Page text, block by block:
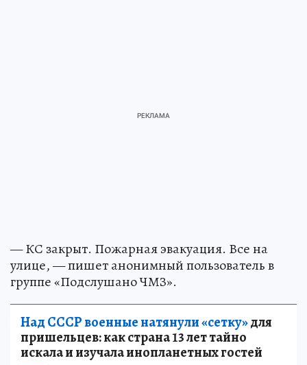
— КС закрыт. Пожарная эвакуация. Все на
улице, — пишет анонимный пользователь в
группе «Подслушано ЧМЗ».
Над СССР военные натянули «сетку»для
пришельцев: как страна 13 лет тайно
искала и изучала инопланетных гостей